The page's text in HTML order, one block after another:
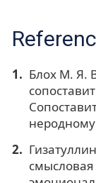
Блох М. Я.
смысловая